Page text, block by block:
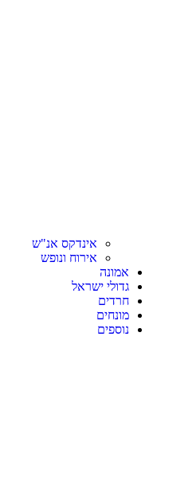
אינדקס אנ"ש
אירוח ונופש
אמונה
גדולי ישראל
חרדים
מונחים
נוספים